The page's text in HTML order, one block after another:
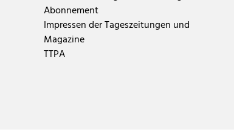
Abonnement
Impressen der Tageszeitungen und
Magazine
TTPA